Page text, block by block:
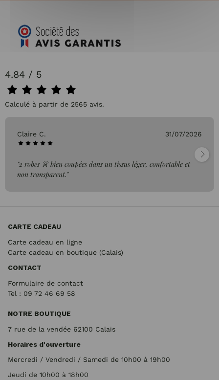
4.84 / 5
Calculé à partir de 2565 avis.
Claire C. 31/07/2026
"2 robes 👗 bien coupées dans un tissus léger, confortable et
non transparent."
CARTE CADEAU
Carte cadeau en ligne
Carte cadeau en boutique (Calais)
CONTACT
Formulaire de contact
Tel : 09 72 46 69 58
NOTRE BOUTIQUE
7 rue de la vendée 62100 Calais
Horaires d'ouverture
Mercredi / Vendredi / Samedi de 10h00 à 19h00
Jeudi de 10h00 à 18h00